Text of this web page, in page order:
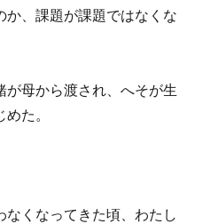
か、課題が課題ではなくな
が母から渡され、へそが生
た。
くなってきた頃、わたし